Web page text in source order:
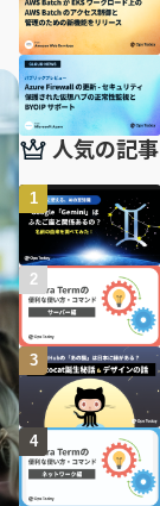
人気の記事